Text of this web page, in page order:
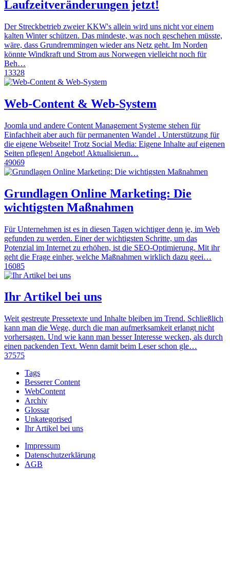
Laufzeitveränderungen jetzt!
Der Streckbetrieb zweier KKW's allein wird uns nicht vor einem
kalten Winter schützen. Das mindeste, was noch geschehen müsste,
wäre, dass Grundremmingen wieder ans Netz geht. Im Norden
könnte Windkraft und Strom aus Norwegen vielleicht noch für
Beh…
13328
Web-Content & Web-System
Joomla und andere Content Management Systeme stehen für
Einfachheit aber auch für permanenten Wandel . Unterstützung für
die eigene Webseite! Trotz Social Media: Eigene Inhalte auf eigenen
Seiten pflegen! Angebot! Aktualisierun…
49069
Grundlagen Online Marketing: Die
wichtigsten Maßnahmen
Für Unternehmen ist es in diesen Tagen wichtiger denn je, im Web
gefunden zu werden. Einer der wichtigsten Schritte, um das
Potenzial im Internet zu erhöhen, ist die SEO-Optimierung. Mit ihr
geht die Frage einher, welche Maßnahmen wirklich dazu geei…
16085
Ihr Artikel bei uns
Weit gestreute Pressetexte und Inhalte bleiben im Trend. Schließlich
kann man die Wege, durch die man aufmerksamkeit erlangt nicht
vorhersagen. Und wie kann man besser Interesse wecken, als durch
einen packenden Text. Wenn damit beim Leser schon gle…
37575
Tags
Besserer Content
WebContent
Archiv
Glossar
Unkategorised
Ihr Artikel bei uns
Impressum
Datenschutzerklärung
AGB